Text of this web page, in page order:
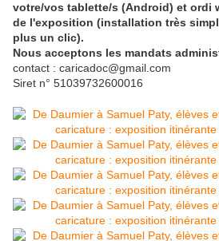
votre/vos tablette/s (Android) et ordi
de l'exposition (installation très
plus un clic).
Nous acceptons les mandats
contact : caricadoc@gmail.com
Siret n° 51039732600016